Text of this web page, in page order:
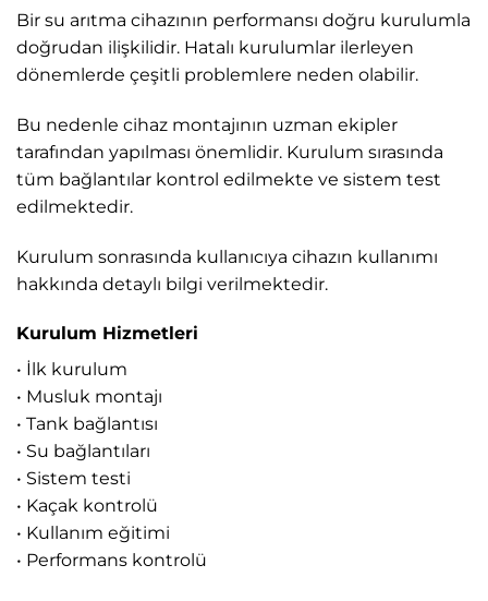
Bir su arıtma cihazının performansı doğru kurulumla
doğrudan ilişkilidir. Hatalı kurulumlar ilerleyen
dönemlerde çeşitli problemlere neden olabilir.
Bu nedenle cihaz montajının uzman ekipler
tarafından yapılması önemlidir. Kurulum sırasında
tüm bağlantılar kontrol edilmekte ve sistem test
edilmektedir.
Kurulum sonrasında kullanıcıya cihazın kullanımı
hakkında detaylı bilgi verilmektedir.
Kurulum Hizmetleri
• İlk kurulum
• Musluk montajı
• Tank bağlantısı
• Su bağlantıları
• Sistem testi
• Kaçak kontrolü
• Kullanım eğitimi
• Performans kontrolü